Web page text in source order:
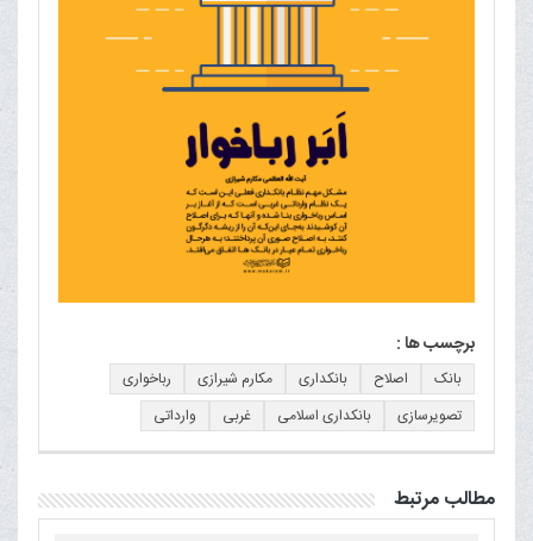
برچسب ها :
بانک اصلاح بانکداری مکارم شیرازی
رباخواری
تصویرسازی
بانکداری اسلامی غربی وارداتی
مطالب مرتبط